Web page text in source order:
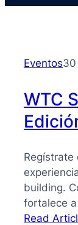
Eventos30
WTC
Regístrate
building.
fortalece
Read